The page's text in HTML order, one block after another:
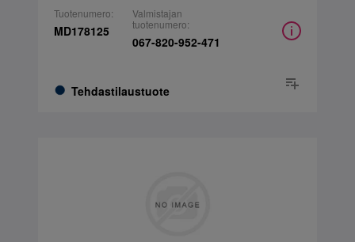
Tuotenumero:
MD178125
Tehdastilaustuote
Valmistajan
tuotenumero:
067-820-952-471